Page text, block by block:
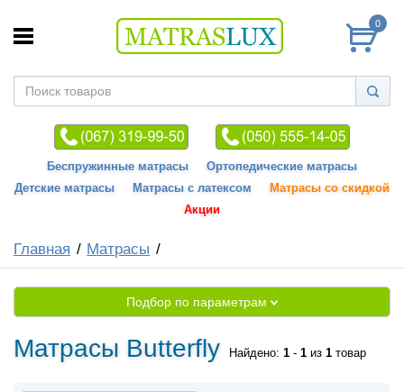
0
Беспружинные матрасы
Ортопедические матрасы
Детские матрасы
Матрасы с латексом
Матрасы со скидкой
Акции
Главная Матрасы
Подбор по параметрам
Матрасы Butterfly Найдено: 1 - 1 из 1 товар